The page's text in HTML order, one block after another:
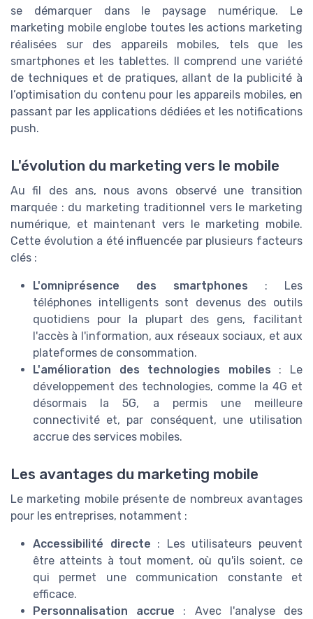
se démarquer dans le paysage numérique. Le
marketing mobile englobe toutes les actions marketing
réalisées sur des appareils mobiles, tels que les
smartphones et les tablettes. Il comprend une variété
de techniques et de pratiques, allant de la publicité à
l’optimisation du contenu pour les appareils mobiles, en
passant par les applications dédiées et les notifications
push.
L'évolution du marketing vers le mobile
Au fil des ans, nous avons observé une transition
marquée : du marketing traditionnel vers le marketing
numérique, et maintenant vers le marketing mobile.
Cette évolution a été influencée par plusieurs facteurs
clés :
L'omniprésence des smartphones : Les
téléphones intelligents sont devenus des outils
quotidiens pour la plupart des gens, facilitant
l'accès à l'information, aux réseaux sociaux, et aux
plateformes de consommation.
L'amélioration des technologies mobiles : Le
développement des technologies, comme la 4G et
désormais la 5G, a permis une meilleure
connectivité et, par conséquent, une utilisation
accrue des services mobiles.
Les avantages du marketing mobile
Le marketing mobile présente de nombreux avantages
pour les entreprises, notamment :
Accessibilité directe : Les utilisateurs peuvent
être atteints à tout moment, où qu'ils soient, ce
qui permet une communication constante et
efficace.
Personnalisation accrue : Avec l'analyse des